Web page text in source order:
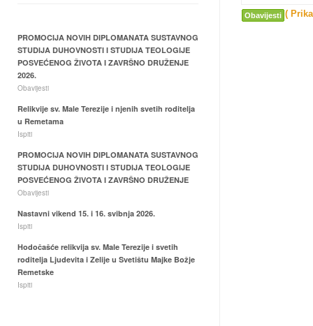
Obavijesti (
PROMOCIJA NOVIH DIPLOMANATA SUSTAVNOG
STUDIJA DUHOVNOSTI I STUDIJA TEOLOGIJE
POSVEĆENOG ŽIVOTA I ZAVRŠNO DRUŽENJE
2026.
Obavijesti
Relikvije sv. Male Terezije i njenih svetih roditelja
u Remetama
Ispiti
PROMOCIJA NOVIH DIPLOMANATA SUSTAVNOG
STUDIJA DUHOVNOSTI I STUDIJA TEOLOGIJE
POSVEĆENOG ŽIVOTA I ZAVRŠNO DRUŽENJE
Obavijesti
Nastavni vikend 15. i 16. svibnja 2026.
Ispiti
Hodočašće relikvija sv. Male Terezije i svetih
roditelja Ljudevita i Zelije u Svetištu Majke Božje
Remetske
Ispiti